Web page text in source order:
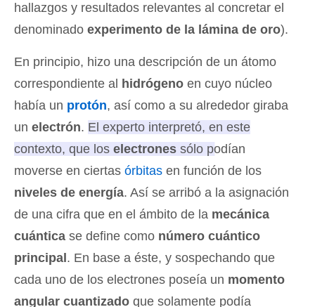
hallazgos y resultados relevantes al concretar el
denominado experimento de la lámina de oro).
En principio, hizo una descripción de un átomo
correspondiente al hidrógeno en cuyo núcleo
había un protón, así como a su alrededor giraba
un electrón. El experto interpretó, en este
contexto, que los electrones sólo podían
moverse en ciertas órbitas en función de los
niveles de energía. Así se arribó a la asignación
de una cifra que en el ámbito de la mecánica
cuántica se define como número cuántico
principal. En base a éste, y sospechando que
cada uno de los electrones poseía un momento
angular cuantizado que solamente podía